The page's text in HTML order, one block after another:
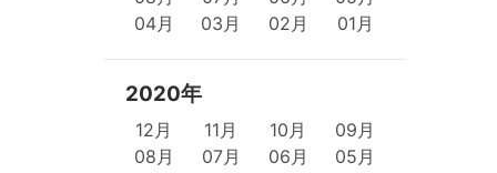
04月
03月 02月 01月
2020年
12月 11月 10月
09月
08月
07月 06月
05月